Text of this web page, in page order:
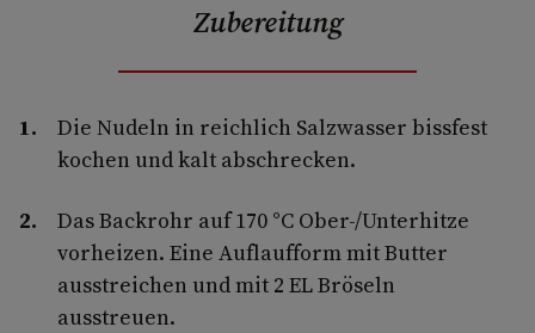
Zubereitung
Die Nudeln in reichlich Salzwasser bissfest
kochen und kalt abschrecken.
Das Backrohr auf 170 °C Ober-/Unterhitze
vorheizen. Eine Auflaufform mit Butter
ausstreichen und mit 2 EL Bröseln
ausstreuen.